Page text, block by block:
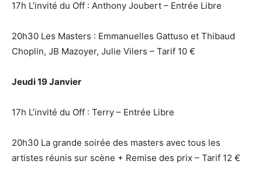
17h L’invité du Off : Anthony Joubert – Entrée Libre
20h30 Les Masters : Emmanuelles Gattuso et Thibaud
Choplin, JB Mazoyer, Julie Vilers – Tarif 10 €
Jeudi 19 Janvier
17h L’invité du Off : Terry – Entrée Libre
20h30 La grande soirée des masters avec tous les
artistes réunis sur scène + Remise des prix – Tarif 12 €